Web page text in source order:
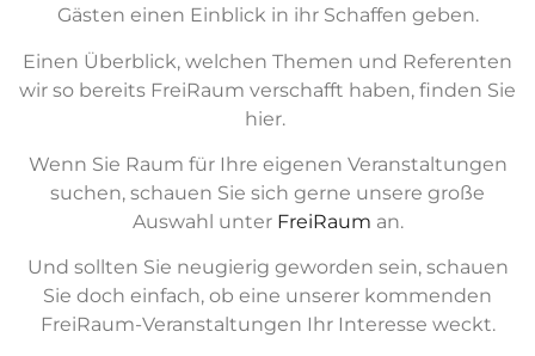
Gästen einen Einblick in ihr Schaffen geben.
Einen Überblick, welchen Themen und Referenten
wir so bereits FreiRaum verschafft haben, finden Sie
hier.
Wenn Sie Raum für Ihre eigenen Veranstaltungen
suchen, schauen Sie sich gerne unsere große
Auswahl unter FreiRaum an.
Und sollten Sie neugierig geworden sein, schauen
Sie doch einfach, ob eine unserer kommenden
FreiRaum-Veranstaltungen Ihr Interesse weckt.